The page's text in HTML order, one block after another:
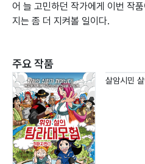
어 늘 고민하던 작가에게 이번 작
지는 좀 더 지켜볼 일이다.
주요 작품
살암시민